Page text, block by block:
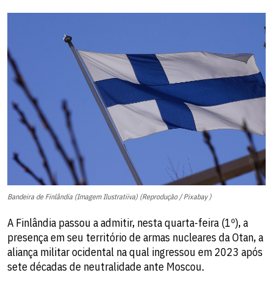
Bandeira de Finlândia (Imagem Ilustratiiva) (Reprodução / Pixabay )
A Finlândia passou a admitir, nesta quarta-feira (1º), a
presença em seu território de armas nucleares da Otan, a
aliança militar ocidental na qual ingressou em 2023 após
sete décadas de neutralidade ante Moscou.